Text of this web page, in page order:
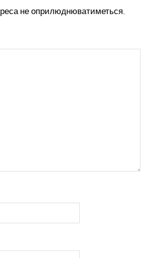
не оприлюднюватиметься.